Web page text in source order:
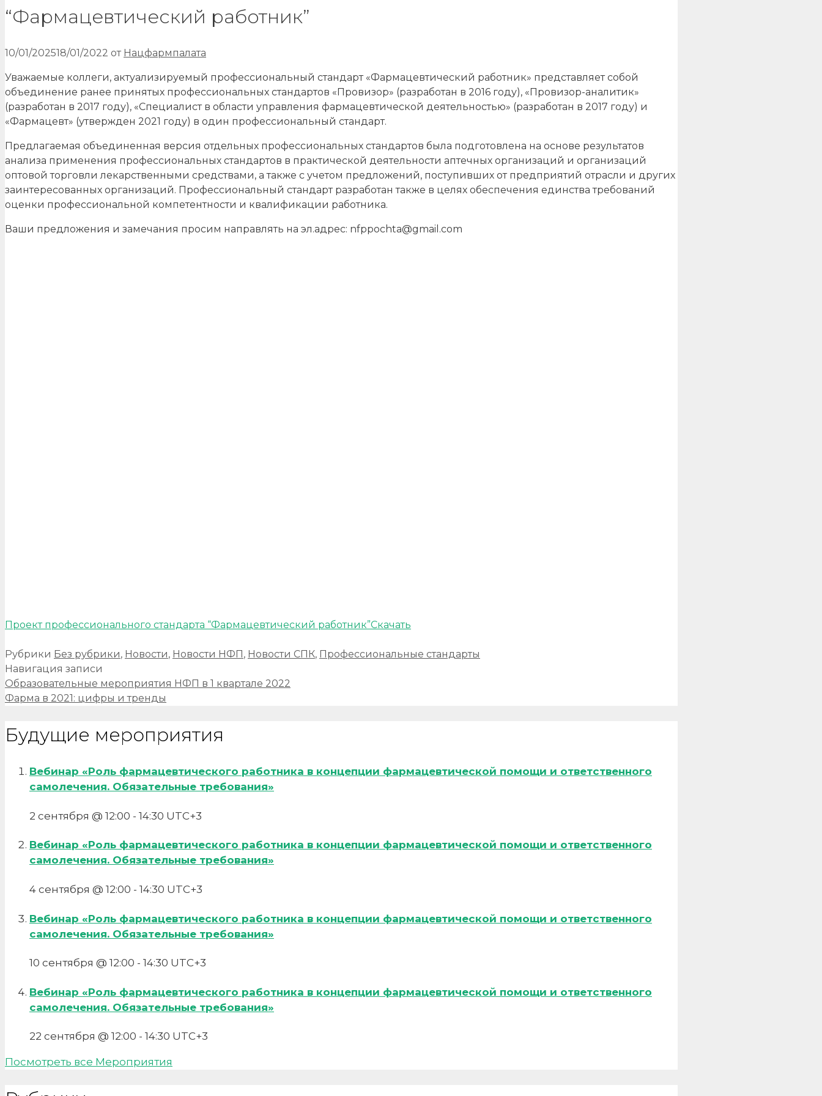
“Фармацевтический работник”
10/01/202518/01/2022 от Нацфармпалата
Уважаемые коллеги, актуализируемый профессиональный стандарт «Фармацевтический работник» представляет собой
объединение ранее принятых профессиональных стандартов «Провизор» (разработан в 2016 году), «Провизор-аналитик»
(разработан в 2017 году), «Специалист в области управления фармацевтической деятельностью» (разработан в 2017 году) и
«Фармацевт» (утвержден 2021 году) в один профессиональный стандарт.
Предлагаемая объединенная версия отдельных профессиональных стандартов была подготовлена на основе результатов
анализа применения профессиональных стандартов в практической деятельности аптечных организаций и организаций
оптовой торговли лекарственными средствами, а также с учетом предложений, поступивших от предприятий отрасли и других
заинтересованных организаций. Профессиональный стандарт разработан также в целях обеспечения единства требований
оценки профессиональной компетентности и квалификации работника.
Ваши предложения и замечания просим направлять на эл.адрес: nfppochta@gmail.com
Проект профессионального стандарта “Фармацевтический работник”Скачать
Рубрики Без рубрики, Новости, Новости НФП , Новости СПК, Профессиональные стандарты
Навигация записи
Образовательные мероприятия НФП в 1 квартале 2022
Фарма в 2021: цифры и тренды
Будущие мероприятия
Вебинар «Роль фармацевтического работника в концепции фармацевтической помощи и ответственного
самолечения. Обязательные требования»
2 сентября @ 12:00 - 14:30 UTC+3
Вебинар «Роль фармацевтического работника в концепции фармацевтической помощи и ответственного
самолечения. Обязательные требования»
4 сентября @ 12:00 - 14:30 UTC+3
Вебинар «Роль фармацевтического работника в концепции фармацевтической помощи и ответственного
самолечения. Обязательные требования»
10 сентября @ 12:00 - 14:30 UTC+3
Вебинар «Роль фармацевтического работника в концепции фармацевтической помощи и ответственного
самолечения. Обязательные требования»
22 сентября @ 12:00 - 14:30 UTC+3
Посмотреть все Мероприятия